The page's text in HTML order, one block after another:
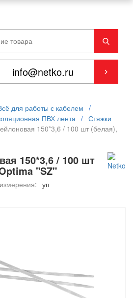
для работы с кабелем /
ПВХ лента / Стяжки
150*3,6 / 100 шт (белая),
150*3,6 / 100 шт
"SZ"
уп